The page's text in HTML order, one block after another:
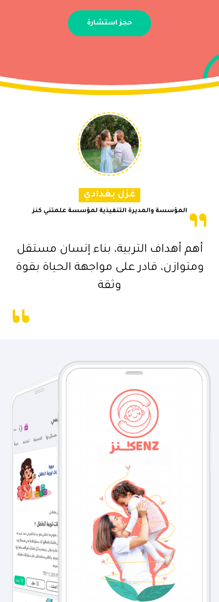
حجز استشارة
غزل بغدادي
المؤسسة والمديرة التنفيذية لمؤسسة علمتني كنز
”
أهم أهداف التربية، بناء إنسان مستقل
ومتوازن، قادر على مواجهة الحياة بقوة
وثقة
”